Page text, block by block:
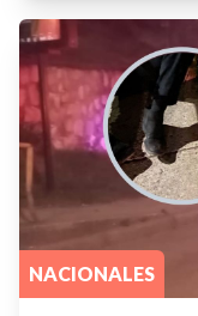
NACIONALES